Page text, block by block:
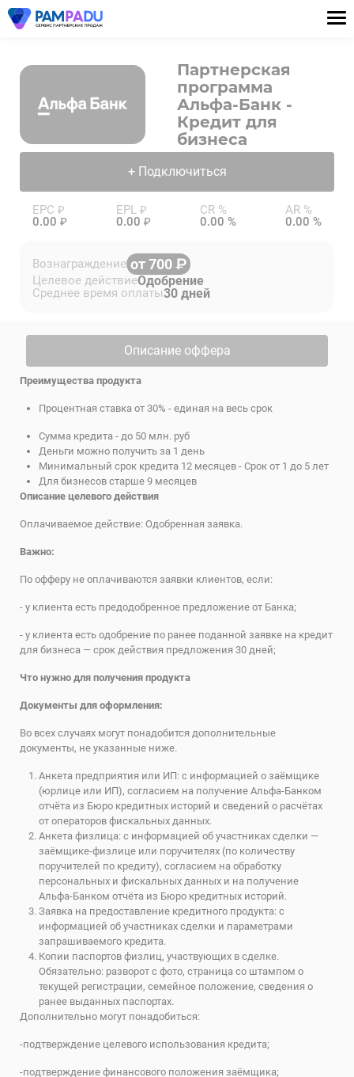
Партнерская
программа
Альфа-Банк -
Кредит для
бизнеса
+ Подключиться
EPC ₽
0.00 ₽
EPL ₽
0.00 ₽
CR %
0.00 %
AR %
0.00 %
Вознаграждение от 700
Целевое действиеОдобрение
Среднее время оплаты30 дней
Описание оффера
Преимущества продукта
Процентная ставка от 30% - единая на весь срок
Сумма кредита - до 50 млн. руб
Деньги можно получить за 1 день
Минимальный срок кредита 12 месяцев - Срок от 1 до 5 лет
Для бизнесов старше 9 месяцев
Описание целевого действия
Оплачиваемое действие: Одобренная заявка.
Важно:
По офферу не оплачиваются заявки клиентов, если:
- у клиента есть предодобренное предложение от Банка;
- у клиента есть одобрение по ранее поданной заявке на кредит
для бизнеса — срок действия предложения 30 дней;
Что нужно для получения продукта
Документы для оформления:
Во всех случаях могут понадобится дополнительные
документы, не указанные ниже.
Анкета предприятия или ИП: с информацией о заёмщике
(юрлице или ИП), согласием на получение Альфа-Банком
отчёта из Бюро кредитных историй и сведений о расчётах
от операторов фискальных данных.
Анкета физлица: с информацией об участниках сделки —
заёмщике-физлице или поручителях (по количеству
поручителей по кредиту), согласием на обработку
персональных и фискальных данных и на получение
Альфа-Банком отчёта из Бюро кредитных историй.
Заявка на предоставление кредитного продукта: с
информацией об участниках сделки и параметрами
запрашиваемого кредита.
Копии паспортов физлиц, участвующих в сделке.
Обязательно: разворот с фото, страница со штампом о
текущей регистрации, семейное положение, сведения о
ранее выданных паспортах.
Дополнительно могут понадобиться:
-подтверждение целевого использования кредита;
-подтверждение финансового положения заёмщика;